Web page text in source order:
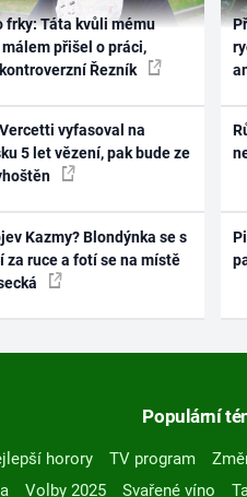
frky: Táta kvůli mému
přišel o práci,
Řezník
vyfasoval na
5 let vězení, pak bude ze
Kazmy? Blondýnka se s
za ruce a fotí se na místě
Populární
horory TV program
Volby 2025 Svařené víno